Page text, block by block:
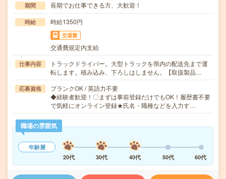
期間 長期でお仕事できる方、大歓迎！
時給 時給1350円
交通費
交通費規定内支給
仕事内容
トラックドライバー。大型トラックを県内の配送先まで運
転します。積み込み、下ろしはしません。【取扱製品…
応募資格
ブランクOK / 英語力不要
◆経験者歓迎！〇まずは事前登録だけでもOK！履歴書不要
で気軽にオンライン登録★氏名・職種などを入力す…
職場の雰囲気
年齢層
20代
30代 40代 50代 60代